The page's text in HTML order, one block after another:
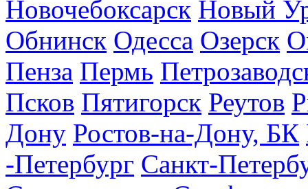
Новочебоксарск Новый
Обнинск Одесса Озерск
Пенза Пермь
Псков Пятигорск Реутов
Дону Ростов-на-Дону, БК
-Петербург Санкт-